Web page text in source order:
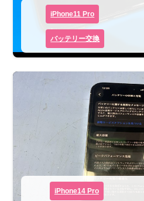
iPhone11 Pro
バッテリー交換
iPhone14 Pro